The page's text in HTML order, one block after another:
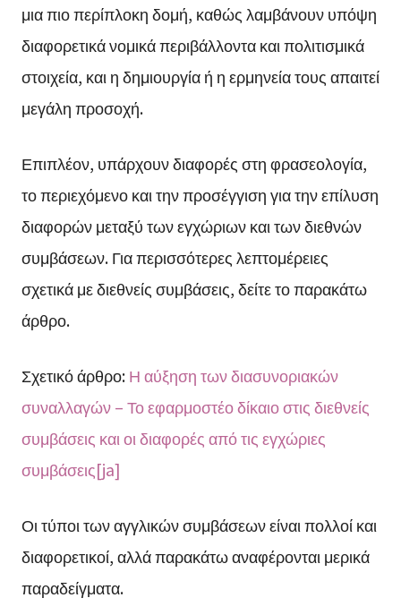
μια πιο περίπλοκη δομή, καθώς λαμβάνουν υπόψη
διαφορετικά νομικά περιβάλλοντα και πολιτισμικά
στοιχεία, και η δημιουργία ή η ερμηνεία τους απαιτεί
μεγάλη προσοχή.
Επιπλέον, υπάρχουν διαφορές στη φρασεολογία,
το περιεχόμενο και την προσέγγιση για την επίλυση
διαφορών μεταξύ των εγχώριων και των διεθνών
συμβάσεων. Για περισσότερες λεπτομέρειες
σχετικά με διεθνείς συμβάσεις, δείτε το παρακάτω
άρθρο.
Σχετικό άρθρο:Η αύξηση των διασυνοριακών
συναλλαγών – Το εφαρμοστέο δίκαιο στις διεθνείς
συμβάσεις και οι διαφορές από τις εγχώριες
συμβάσεις[ja]
Οι τύποι των αγγλικών συμβάσεων είναι πολλοί και
διαφορετικοί, αλλά παρακάτω αναφέρονται μερικά
παραδείγματα.